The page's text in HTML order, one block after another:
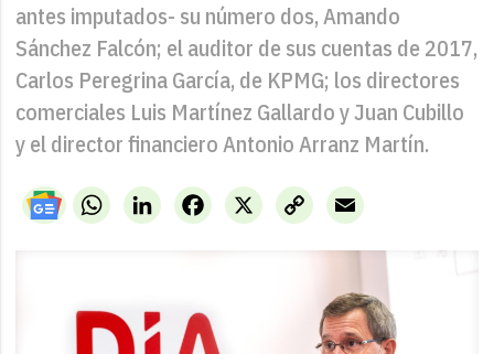
antes imputados- su número dos, Amando
Sánchez Falcón; el auditor de sus cuentas de 2017,
Carlos Peregrina García, de KPMG; los directores
comerciales Luis Martínez Gallardo y Juan Cubillo
y el director financiero Antonio Arranz Martín.
WhatsAppLinkedIn X
Facebook
Copy
Link
Email